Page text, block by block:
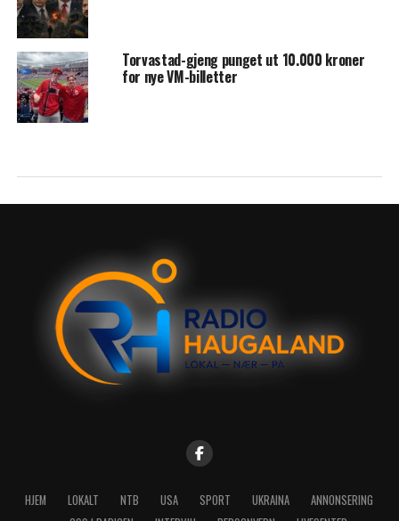
Torvastad-gjeng punget ut 10.000 kroner
for nye VM-billetter
HJEM LOKALT NTB USA SPORT UKRAINA
ANNONSERING